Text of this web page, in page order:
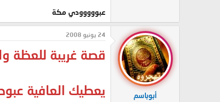
عبووووودي مكة
أبوباسم
24 يونيو 2008
قصة غريبة للعظة
يعطيك العافية